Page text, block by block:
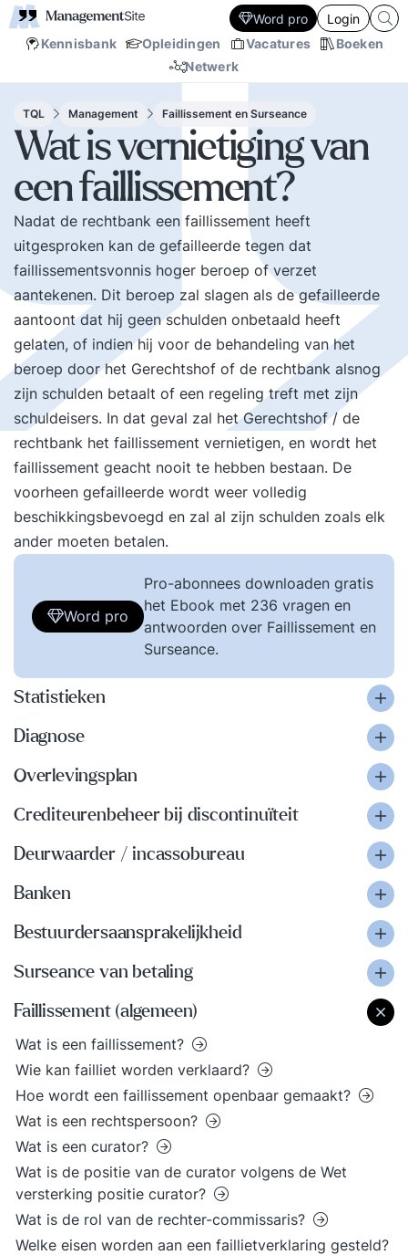
Kennisbank Opleidingen Vacatures
Boeken
Netwerk
Word pro Login
TQL Management Faillissement en Surseance
Wat is vernietiging van
een faillissement?
Nadat de rechtbank een faillissement heeft
uitgesproken kan de gefailleerde tegen dat
faillissementsvonnis hoger beroep of verzet
aantekenen. Dit beroep zal slagen als de gefailleerde
aantoont dat hij geen schulden onbetaald heeft
gelaten, of indien hij voor de behandeling van het
beroep door het Gerechtshof of de rechtbank alsnog
zijn schulden betaalt of een regeling treft met zijn
schuldeisers. In dat geval zal het Gerechtshof / de
rechtbank het faillissement vernietigen, en wordt het
faillissement geacht nooit te hebben bestaan. De
voorheen gefailleerde wordt weer volledig
beschikkingsbevoegd en zal al zijn schulden zoals elk
ander moeten betalen.
Word pro
Pro-abonnees downloaden gratis
het Ebook met 236 vragen en
antwoorden over Faillissement en
Surseance.
Statistieken
Diagnose
Overlevingsplan
Crediteurenbeheer bij discontinuïteit
Deurwaarder / incassobureau
Banken
Bestuurdersaansprakelijkheid
Surseance van betaling
Faillissement (algemeen)
Wat is een faillissement?
Wie kan failliet worden verklaard?
Hoe wordt een faillissement openbaar gemaakt?
Wat is een rechtspersoon?
Wat is een curator?
Wat is de positie van de curator volgens de Wet
versterking positie curator?
Wat is de rol van de rechter-commissaris?
Welke eisen worden aan een faillietverklaring gesteld?